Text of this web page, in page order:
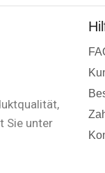
Sie unter